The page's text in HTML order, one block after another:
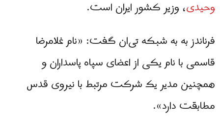
وحیدی، وزیر کشور ایران است.
فرناندز به به شبکه تی‌ان گفت: «نام غلامرضا
قاسمی با نام یکی از اعضای سپاه پاسداران و
همچنین مدیر یک شرکت مرتبط با نیروی قدس
مطابقت دارد».